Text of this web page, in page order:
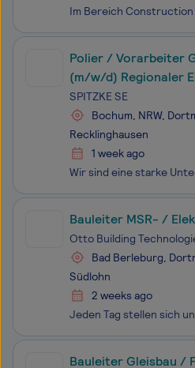
Polier / Vorarbeiter
(m/w/d) Regionaler
SPITZKE SE
Bochum, NRW,
Recklinghausen
1 week ago
Bauleiter MSR- /
Otto Building
Bad Berleburg,
Südlohn
2 weeks ago
Bauleiter Gleisbau /